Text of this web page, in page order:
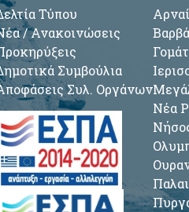
Τύπου
/ Ανακοινώσεις
Συμβούλια
Συλ. Οργάνων
Νέα